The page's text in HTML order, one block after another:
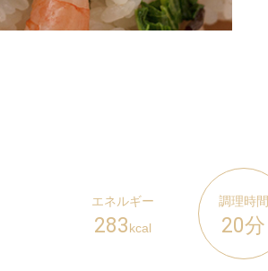
エネルギー
283kcal
調理時間
20分